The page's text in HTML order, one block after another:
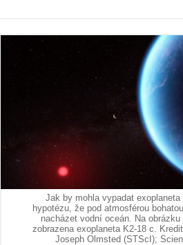
Jak by mohla vypadat
hypotézu, že pod atmosférou
nacházet vodní oceán. Na
zobrazena exoplaneta K2-18 c.
Joseph Olmsted (STScI);